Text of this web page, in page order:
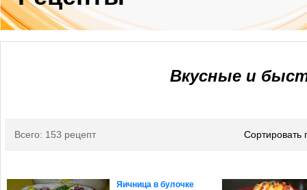
Вкусные и
Сортировать
Всего: 153 рецепт
Яичница в булочке